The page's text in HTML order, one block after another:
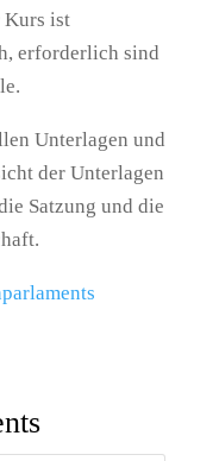
Kurs ist
erforderlich sind
Unterlagen und
der Unterlagen
Satzung und die